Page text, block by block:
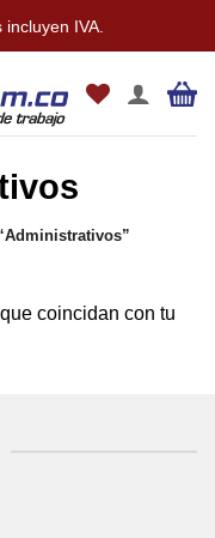
IVA.
coincidan con tu